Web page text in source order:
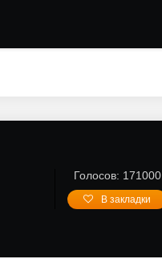
Голосов: 171000
В закладки